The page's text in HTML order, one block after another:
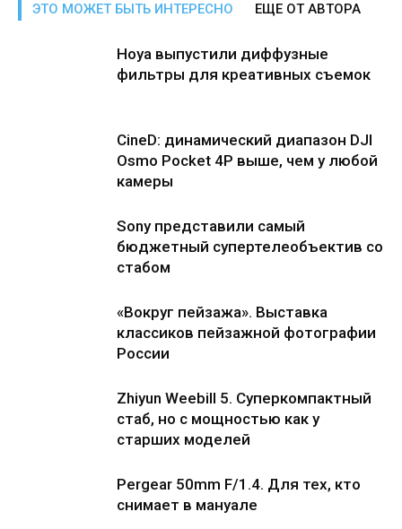
ЭТО МОЖЕТ БЫТЬ ИНТЕРЕСНО ЕЩЕ ОТ АВТОРА
Hoya выпустили диффузные
фильтры для креативных съемок
CineD: динамический диапазон DJI
Osmo Pocket 4P выше, чем у любой
камеры
Sony представили самый
бюджетный супертелеобъектив со
стабом
«Вокруг пейзажа». Выставка
классиков пейзажной фотографии
России
Zhiyun Weebill 5. Cуперкомпактный
стаб, но с мощностью как у
старших моделей
Pergear 50mm F/1.4. Для тех, кто
снимает в мануале